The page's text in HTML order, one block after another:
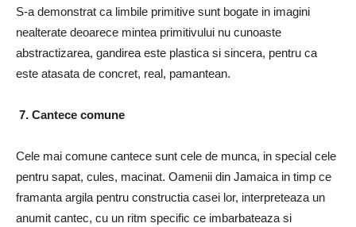
S-a demonstrat ca limbile primitive sunt bogate in imagini
nealterate deoarece mintea primitivului nu cunoaste
abstractizarea, gandirea este plastica si sincera, pentru ca
este atasata de concret, real, pamantean.
7. Cantece comune
Cele mai comune cantece sunt cele de munca, in special cele
pentru sapat, cules, macinat. Oamenii din Jamaica in timp ce
framanta argila pentru constructia casei lor, interpreteaza un
anumit cantec, cu un ritm specific ce imbarbateaza si